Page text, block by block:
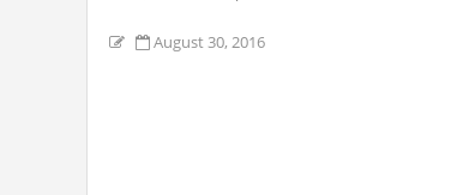
August 30, 2016